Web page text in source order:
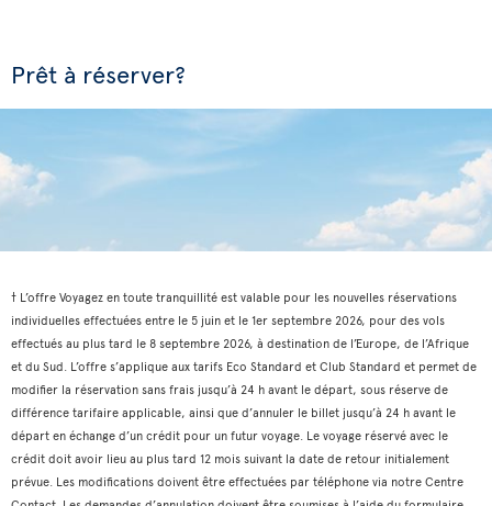
Prêt à réserver?
† L’offre Voyagez en toute tranquillité est valable pour les nouvelles réservations
individuelles effectuées entre le 5 juin et le 1er septembre 2026, pour des vols
effectués au plus tard le 8 septembre 2026, à destination de l’Europe, de l’Afrique
et du Sud. L’offre s’applique aux tarifs Eco Standard et Club Standard et permet de
modifier la réservation sans frais jusqu’à 24 h avant le départ, sous réserve de
différence tarifaire applicable, ainsi que d’annuler le billet jusqu’à 24 h avant le
départ en échange d’un crédit pour un futur voyage. Le voyage réservé avec le
crédit doit avoir lieu au plus tard 12 mois suivant la date de retour initialement
prévue. Les modifications doivent être effectuées par téléphone via notre Centre